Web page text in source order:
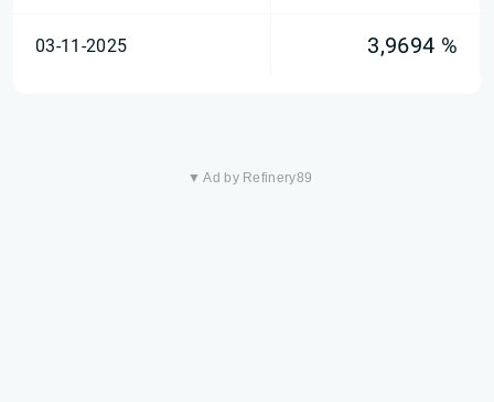
03-11-2025 3,9694 %
▼ Ad by Refinery89